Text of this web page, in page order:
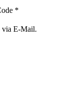
*
via E-Mail.